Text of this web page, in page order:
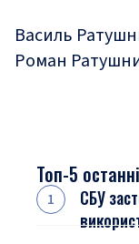
Василь
Роман
Топ-5
СБУ